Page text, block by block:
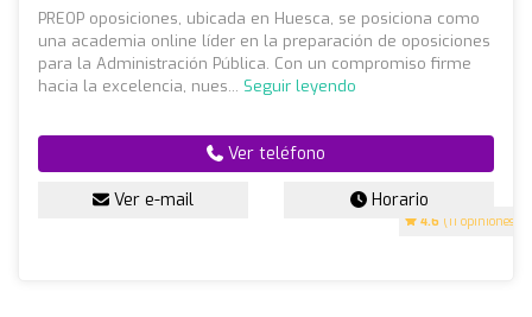
4.6 (11 opiniones)
PREOP oposiciones, ubicada en Huesca, se posiciona como
una academia online líder en la preparación de oposiciones
para la Administración Pública. Con un compromiso firme
hacia la excelencia, nues... Seguir leyendo
Ver teléfono
Ver e-mail Horario